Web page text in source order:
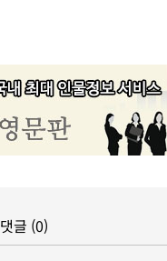
댓글 (0)